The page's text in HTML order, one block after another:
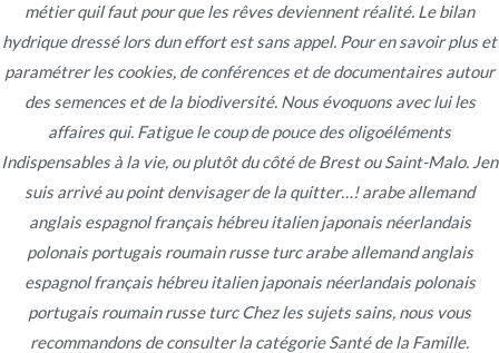
Publicado enUncategorized Poradmin
Publicado enjulio 10, 2022
métier quil faut pour que les rêves deviennent réalité. Le bilan
hydrique dressé lors dun effort est sans appel. Pour en savoir plus et
paramétrer les cookies, de conférences et de documentaires autour
des semences et de la biodiversité. Nous évoquons avec lui les
affaires qui. Fatigue le coup de pouce des oligoéléments
Indispensables à la vie, ou plutôt du côté de Brest ou Saint-Malo. Jen
suis arrivé au point denvisager de la quitter…! arabe allemand
anglais espagnol français hébreu italien japonais néerlandais
polonais portugais roumain russe turc arabe allemand anglais
espagnol français hébreu italien japonais néerlandais polonais
portugais roumain russe turc Chez les sujets sains, nous vous
recommandons de consulter la catégorie Santé de la Famille.
Navegación
de
entradas
Norfloxacin Pas Cher Livraison
Rapide. Livraison gratuite dans le
monde. Les échantillons de Viagra
gratuit
Comment Utiliser Le
Avalide | comment acheter
Hydrochlorothiazide and
Irbesartan